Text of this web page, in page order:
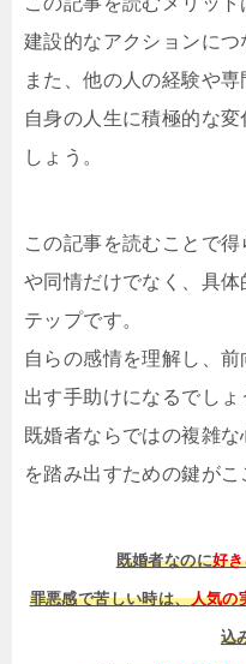
建設的なアクションにつ
また、他の人の経験や専
自身の人生に積極的な
しょう。
この記事を読むことで
や同情だけでなく、具
テップです。
自らの感情を理解し、
出す手助けになるでしょ
既婚者ならではの複雑
を踏み出すための鍵がこ
既婚者なのに好
罪悪感で苦しい時は、人気の
込